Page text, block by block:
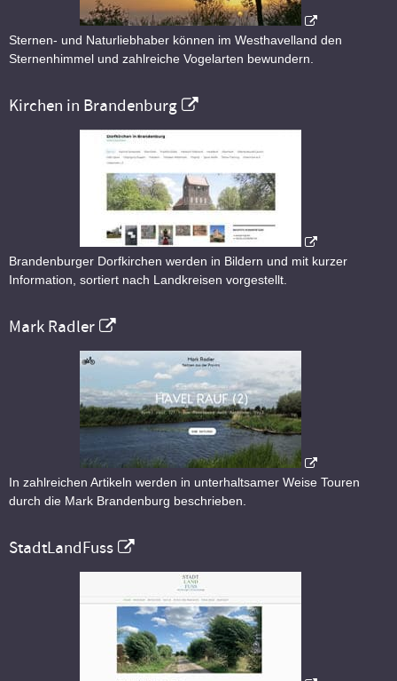
Sternen- und Naturliebhaber können im Westhavelland den
Sternenhimmel und zahlreiche Vogelarten bewundern.
Kirchen in Brandenburg
Brandenburger Dorfkirchen werden in Bildern und mit kurzer
Information, sortiert nach Landkreisen vorgestellt.
Mark Radler
In zahlreichen Artikeln werden in unterhaltsamer Weise Touren
durch die Mark Brandenburg beschrieben.
StadtLandFuss